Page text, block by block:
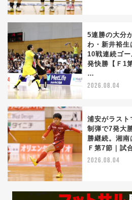
5連勝の大分
わ・新井裕生
10戦連続ゴ
発快勝【Ｆ1
…
2026.08.04
浦安がラスト
制弾で7発大
勝継続。湘
Ｆ第7節｜試
2026.08.04